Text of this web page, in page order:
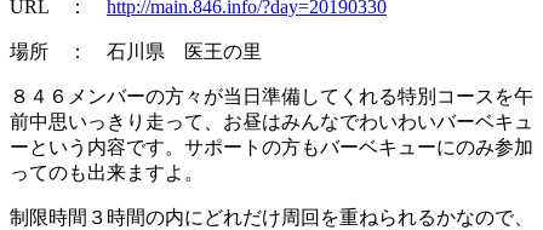
URL ： http://main.846.info/?day=20190330
場所 ： 石川県 医王の里
８４６メンバーの方々が当日準備してくれる特別コースを午
前中思いっきり走って、お昼はみんなでわいわいバーベキュ
ーという内容です。サポートの方もバーベキューにのみ参加
ってのも出来ますよ。
制限時間３時間の内にどれだけ周回を重ねられるかなので、